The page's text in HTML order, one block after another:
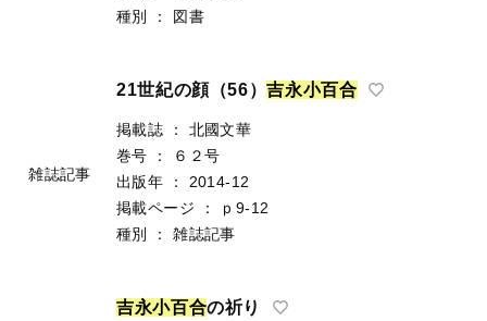
種別
： 図書
雑誌記事
21世紀の顔（56）吉永小百合
掲載誌 ：
北國文華
巻号
：
６２号
出版年
：
2014-12
掲載ページ
：
ｐ9-12
種別
： 雑誌記事
吉永小百合の祈り